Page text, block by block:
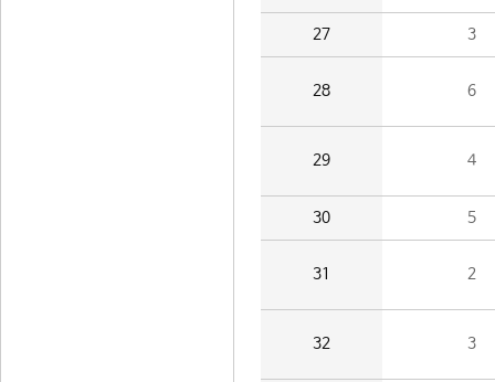
27 3
28 6
29 4
30 5
31 2
32 3